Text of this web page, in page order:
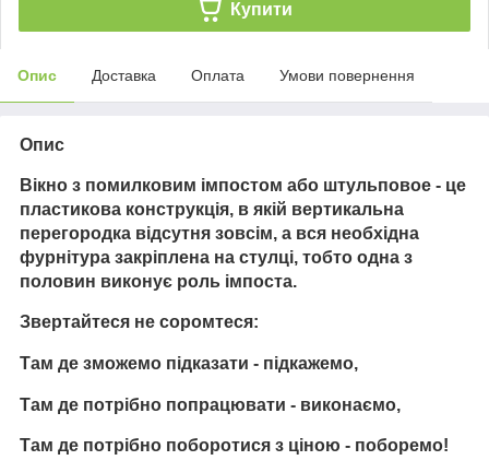
Купити
Опис Доставка Оплата Умови повернення
Опис
Вікно з помилковим імпостом або штульповое - це
пластикова конструкція, в якій вертикальна
перегородка відсутня зовсім, а вся необхідна
фурнітура закріплена на стулці, тобто одна з
половин виконує роль імпоста.
Звертайтеся не соромтеся:
Там де зможемо підказати - підкажемо,
Там де потрібно попрацювати - виконаємо,
Там де потрібно поборотися з ціною - поборемо!